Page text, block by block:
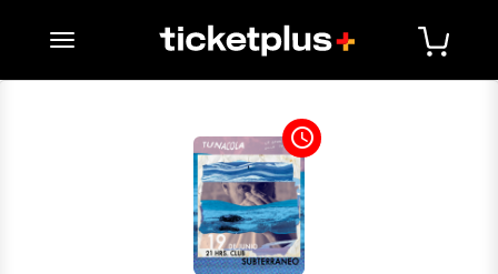
desplegar navegación
access_time